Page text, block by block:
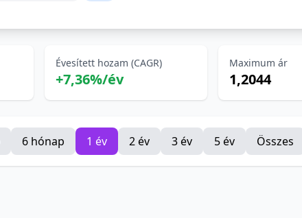
Évesített hozam (CAGR)
+7,36%/év
Maximum ár
1,2044
6 hónap 1 év 2 év 3 év 5 év Összes